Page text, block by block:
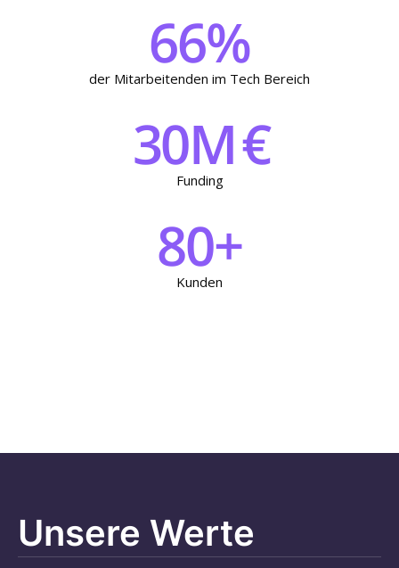
66%
der Mitarbeitenden im Tech Bereich
30M €
Funding
80+
Kunden
Unsere Werte